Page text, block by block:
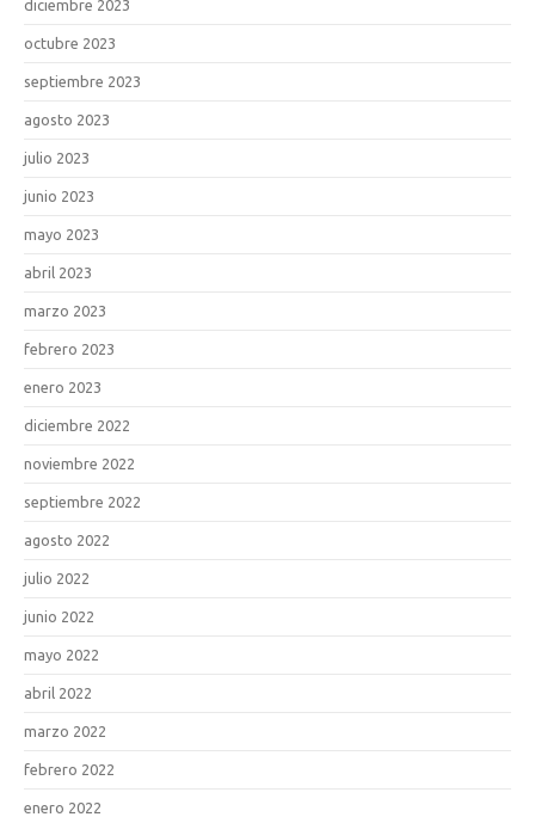
diciembre 2023
octubre 2023
septiembre 2023
agosto 2023
julio 2023
junio 2023
mayo 2023
abril 2023
marzo 2023
febrero 2023
enero 2023
diciembre 2022
noviembre 2022
septiembre 2022
agosto 2022
julio 2022
junio 2022
mayo 2022
abril 2022
marzo 2022
febrero 2022
enero 2022